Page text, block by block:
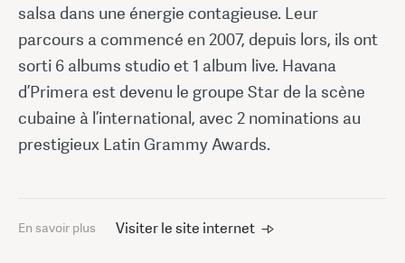
salsa dans une énergie contagieuse. Leur
parcours a commencé en 2007, depuis lors, ils ont
sorti 6 albums studio et 1 album live. Havana
d’Primera est devenu le groupe Star de la scène
cubaine à l’international, avec 2 nominations au
prestigieux Latin Grammy Awards.
En savoir plus Visiter le site internet